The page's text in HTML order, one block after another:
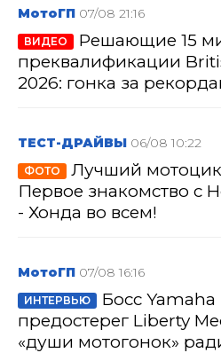
МотоГП 07/08 21:16
ВИДЕО
Решающие 15
преквалификации
2026: гонка за
ТЕСТ-ДРАЙВЫ 06/08 10:22
ФОТО
Лучший
Первое знакомство с
- Хонда во всем!
МотоГП 07/08 16:16
ИНТЕРВЬЮ
Босс Yamaha
предостерег Liberty
«души мотогонок»